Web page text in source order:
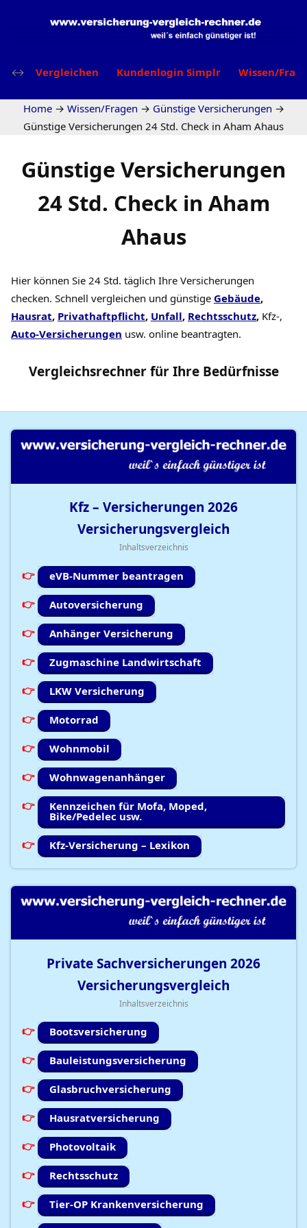
Vergleichen Kundenlogin Simplr Wissen/
Home → Wissen/Fragen → Günstige Versicherungen →
Günstige Versicherungen 24 Std. Check in Aham Ahaus
Günstige Versicherungen
24 Std. Check in Aham
Ahaus
Hier können Sie 24 Std. täglich Ihre Versicherungen
checken. Schnell vergleichen und günstige Gebäude,
Hausrat, Privathaftpflicht, Unfall, Rechtsschutz, Kfz-,
Auto-Versicherungen usw. online beantragten.
Vergleichsrechnerfür Ihre Bedürfnisse
Kfz – Versicherungen 2026
Versicherungsvergleich
Inhaltsverzeichnis
eVB-Nummer beantragen
Autoversicherung
Anhänger Versicherung
Zugmaschine Landwirtschaft
LKW Versicherung
Motorrad
Wohnmobil
Wohnwagenanhänger
Kennzeichen für Mofa, Moped,
Bike/Pedelec usw.
Kfz-Versicherung – Lexikon
Private Sachversicherungen 2026
Versicherungsvergleich
Inhaltsverzeichnis
Bootsversicherung
Bauleistungsversicherung
Glasbruchversicherung
Hausratversicherung
Photovoltaik
Rechtsschutz
Tier-OP Krankenversicherung